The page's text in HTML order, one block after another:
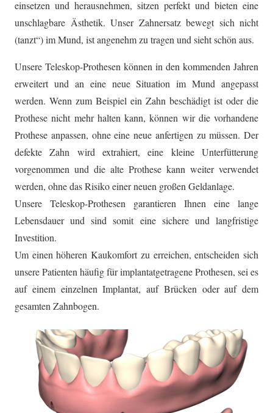
einsetzen und herausnehmen, sitzen perfekt und bieten eine
unschlagbare Ästhetik. Unser Zahnersatz bewegt sich nicht
(tanzt“) im Mund, ist angenehm zu tragen und sieht schön aus.
Unsere Teleskop-Prothesen können in den kommenden Jahren
erweitert und an eine neue Situation im Mund angepasst
werden. Wenn zum Beispiel ein Zahn beschädigt ist oder die
Prothese nicht mehr halten kann, können wir die vorhandene
Prothese anpassen, ohne eine neue anfertigen zu müssen. Der
defekte Zahn wird extrahiert, eine kleine Unterfütterung
vorgenommen und die alte Prothese kann weiter verwendet
werden, ohne das Risiko einer neuen großen Geldanlage.
Unsere Teleskop-Prothesen garantieren Ihnen eine lange
Lebensdauer und sind somit eine sichere und langfristige
Investition.
Um einen höheren Kaukomfort zu erreichen, entscheiden sich
unsere Patienten häufig für implantatgetragene Prothesen, sei es
auf einem einzelnen Implantat, auf Brücken oder auf dem
gesamten Zahnbogen.